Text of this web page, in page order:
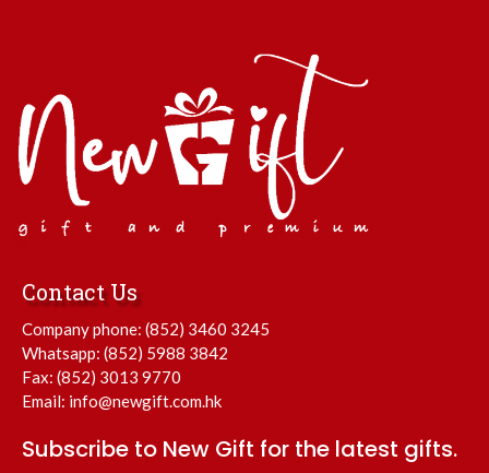
Contact Us
Company phone: (852) 3460 3245
Whatsapp: (852) 5988 3842
Fax: (852) 3013 9770
Email: info@newgift.com.hk
Subscribe to New Gift for the latest gifts.